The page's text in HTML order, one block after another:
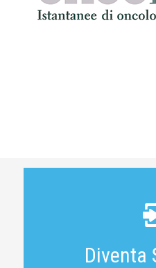
Diventa